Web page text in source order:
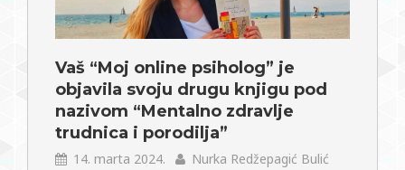
Vaš “Moj online psiholog” je
objavila svoju drugu knjigu pod
nazivom “Mentalno zdravlje
trudnica i porodilja”
14. marta 2024.
Nurka Redžepagić Bulić